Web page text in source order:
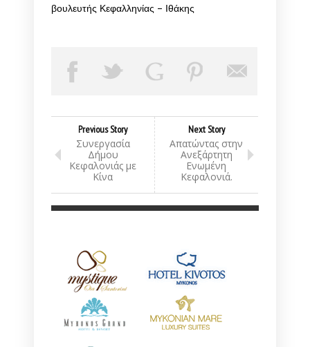
βουλευτής Κεφαλληνίας – Ιθάκης
Previous Story
Συνεργασία
Δήμου
Κεφαλονιάς με
Κίνα
Next Story
Απατώντας στην
Ανεξάρτητη
Ενωμένη
Κεφαλονιά.